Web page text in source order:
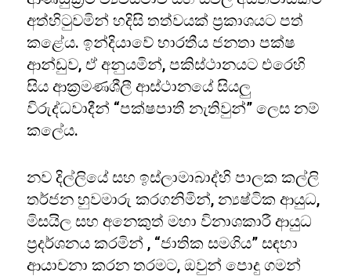
අත්හිටුවමින් හදිසි තත්වයක් ප්‍රකාශයට පත්
කළේය. ඉන්දියාවේ භාරතීය ජනතා පක්ෂ
ආන්ඩුව, ඒ අනුයමින්, පකිස්ථානයට එරෙහි
සිය ආක්‍රමණශීලී ආස්ථානයේ සියලු
විරුද්ධවාදීන් “පක්ෂපාතී නැතිවුන්” ලෙස නම්
කලේය.
නව දිල්ලියේ සහ ඉස්ලාමාබාද්හි පාලක කල්ලි
තර්ජන හුවමාරු කරගනිමින්, න්‍යෂ්ටික ආයුධ,
මිසයිල සහ අනෙකුත් මහා විනාශකාරී ආයුධ
ප්‍රදර්ශනය කරමින් , “ජාතික සමගිය” සඳහා
ආයාචනා කරන තරමට, ඔවුන් පොදු ගමන්